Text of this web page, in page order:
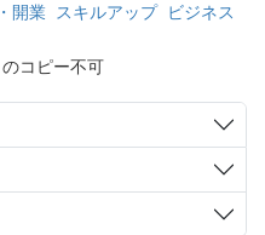
開業 スキルアップ
ビジネス
コピー不可